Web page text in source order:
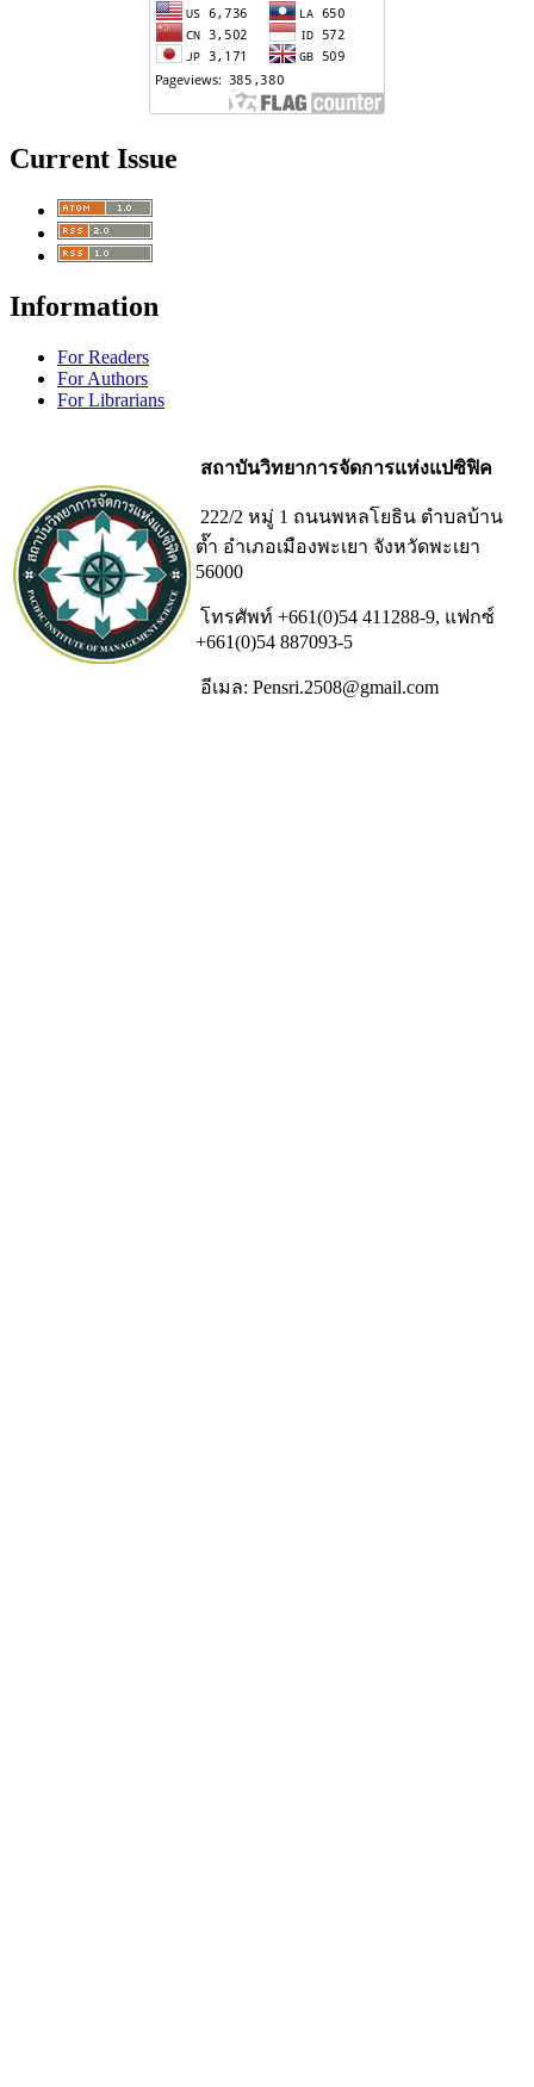
Current Issue
Information
For Readers
For Authors
For Librarians
สถาบันวิทยาการจัดการแห่งแปซิฟิค
222/2 หมู่ 1 ถนนพหลโยธิน ตำบลบ้าน
ต๊ำ อำเภอเมืองพะเยา จังหวัดพะเยา
56000
โทรศัพท์ +661(0)54 411288-9, แฟกซ์
+661(0)54 887093-5
อีเมล: Pensri.2508@gmail.com